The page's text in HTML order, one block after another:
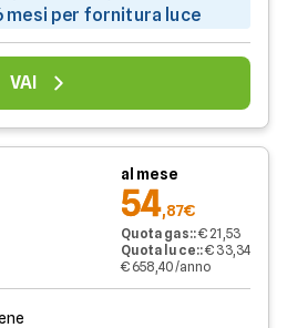
mesi per fornitura luce
VAI
al mese
54,87€
Quota gas::€ 21,53
Quota luce::€ 33,34
€ 658,40/anno